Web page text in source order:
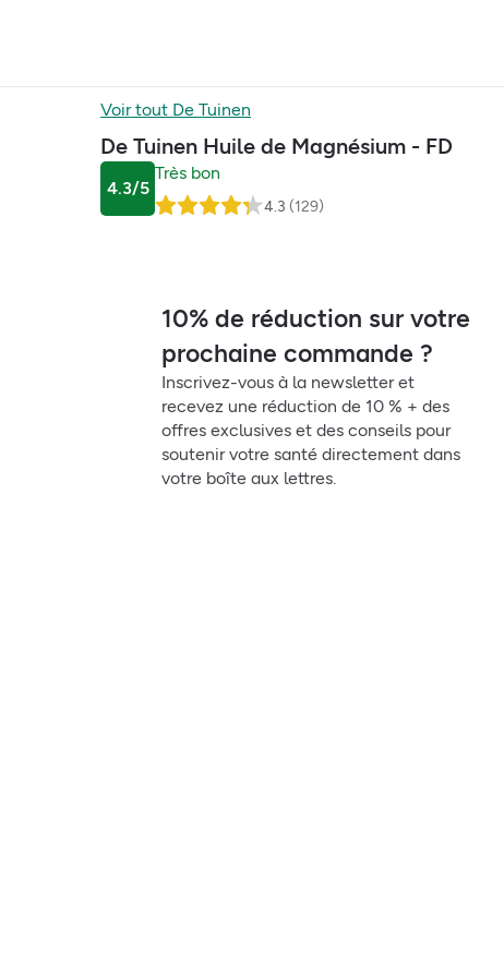
Voir tout De Tuinen
De Tuinen Huile de Magnésium - FD
4.3/5
Très bon
4.3 (129)
10% de réduction sur votre
prochaine commande ?
Inscrivez-vous à la newsletter et
recevez une réduction de 10 % + des
offres exclusives et des conseils pour
soutenir votre santé directement dans
votre boîte aux lettres.